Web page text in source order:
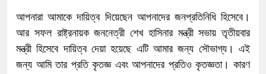
আপনারা আমাকে দায়িত্ব দিয়েছেন আপনাদের জনপ্রতিনিধি হিসেবে।
আর সফল রাষ্ট্রনায়ক জননেত্রী শেখ হাসিনার মন্ত্রী সভায় তৃতীয়বার
মন্ত্রী হিসেবে দায়িত্ব দেয়া হয়েছে এটি আমার জন্য সৌভাগ্য। এই
জন্য আমি তার প্রতি কৃতজ্ঞ এবং আপনাদের প্রতিও কৃতজ্ঞতা। কারণ